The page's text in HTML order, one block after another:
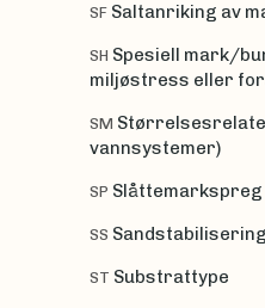
SF Saltanriking av
SH Spesiell mark/
miljøstress eller
SM
vannsystemer)
SP Slåttemarkspreg
SS Sandstabilisering
ST Substrattype